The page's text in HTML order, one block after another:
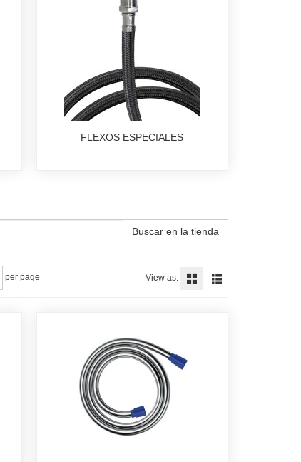
FLEXOS ESPECIALES
Buscar en la tienda
per page View as: